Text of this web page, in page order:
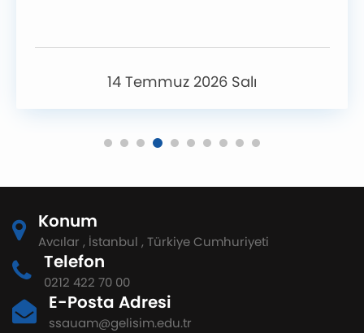
14 Temmuz 2026 Salı
Konum
Avcılar , İstanbul , Türkiye Cumhuriyeti
Telefon
0212 422 70 00
E-Posta Adresi
ssauam@gelisim.edu.tr